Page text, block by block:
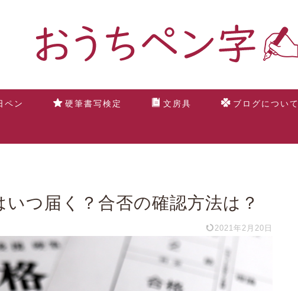
ペン 硬筆書写検定 文房具 ブログについて
つ届く？合否の確認方法は？
2021年2月20日